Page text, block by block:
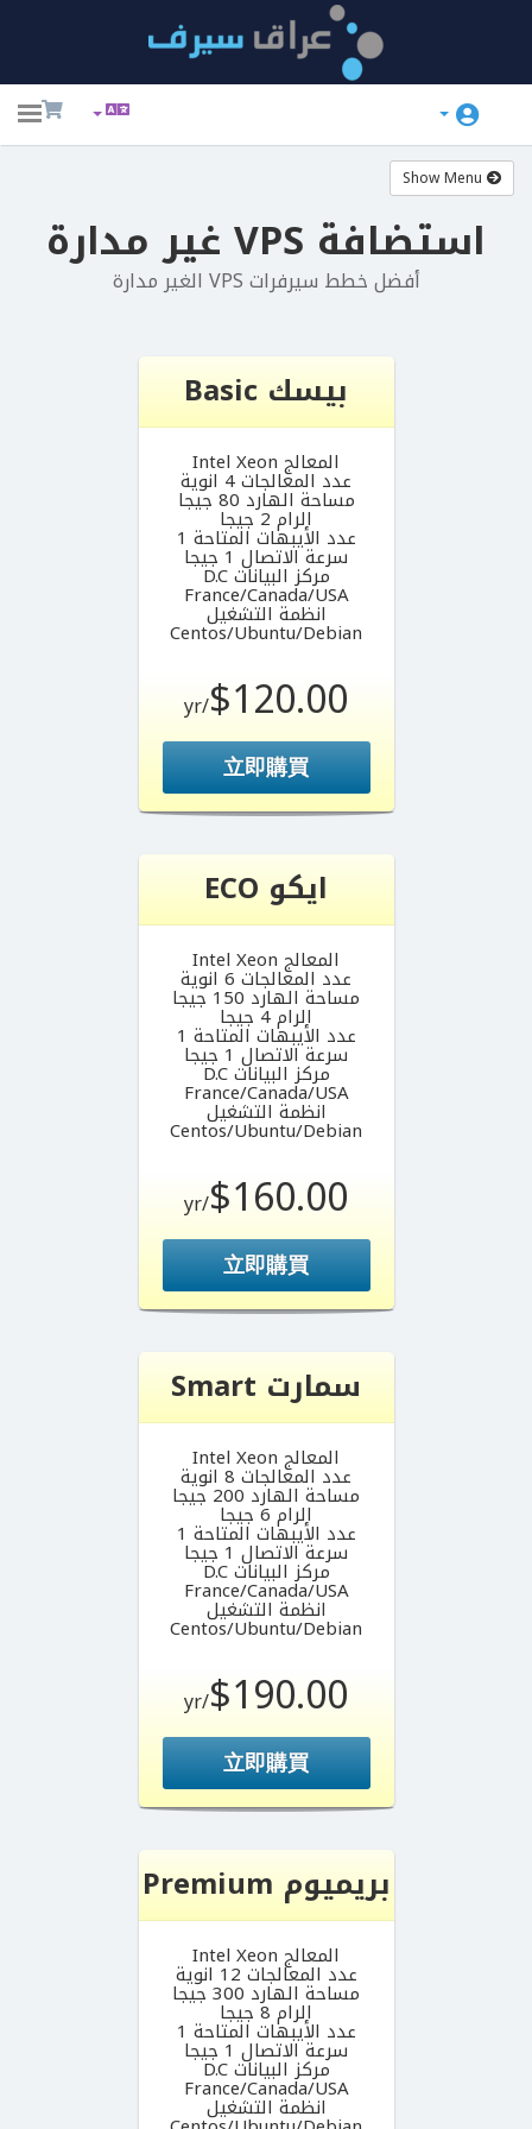
استضافة VPS غير مدارة
أفضل خطط سيرفرات VPS الغير مدارة
بيسك Basic
المعالج Intel Xeon
عدد المعالجات 4 انوية
مساحة الهارد 80 جيجا
الرام 2 جيجا
عدد الأيبهات المتاحة 1
سرعة الاتصال 1 جيجا
مركز البيانات D.C
France/Canada/USA
انظمة التشغيل
Centos/Ubuntu/Debian
$120.00
/yr
立即購買
ايكو ECO
المعالج Intel Xeon
عدد المعالجات 6 انوية
مساحة الهارد 150 جيجا
الرام 4 جيجا
عدد الأيبهات المتاحة 1
سرعة الاتصال 1 جيجا
مركز البيانات D.C
France/Canada/USA
انظمة التشغيل
Centos/Ubuntu/Debian
$160.00
/yr
立即購買
سمارت Smart
المعالج Intel Xeon
عدد المعالجات 8 انوية
مساحة الهارد 200 جيجا
الرام 6 جيجا
عدد الأيبهات المتاحة 1
سرعة الاتصال 1 جيجا
مركز البيانات D.C
France/Canada/USA
انظمة التشغيل
Centos/Ubuntu/Debian
$190.00
/yr
立即購買
بريميوم Premium
المعالج Intel Xeon
عدد المعالجات 12 انوية
مساحة الهارد 300 جيجا
الرام 8 جيجا
عدد الأيبهات المتاحة 1
سرعة الاتصال 1 جيجا
مركز البيانات D.C
France/Canada/USA
انظمة التشغيل